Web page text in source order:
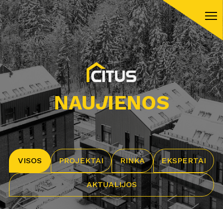
NAUJIENOS
VISOS PROJEKTAI RINKA EKSPERTAI
AKTUALIJOS